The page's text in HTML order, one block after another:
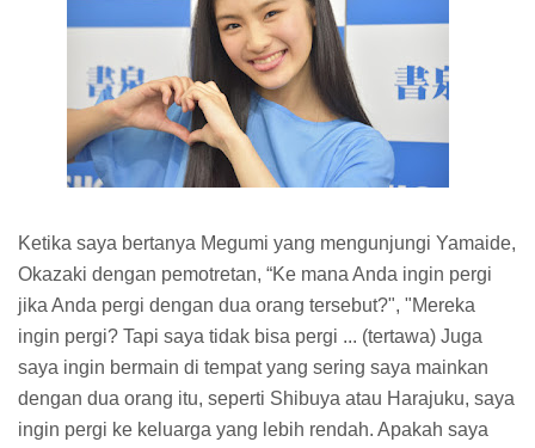
Ketika saya bertanya Megumi yang mengunjungi Yamaide,
Okazaki dengan pemotretan, “Ke mana Anda ingin pergi
jika Anda pergi dengan dua orang tersebut?", "Mereka
ingin pergi? Tapi saya tidak bisa pergi ... (tertawa) Juga
saya ingin bermain di tempat yang sering saya mainkan
dengan dua orang itu, seperti Shibuya atau Harajuku, saya
ingin pergi ke keluarga yang lebih rendah. Apakah saya